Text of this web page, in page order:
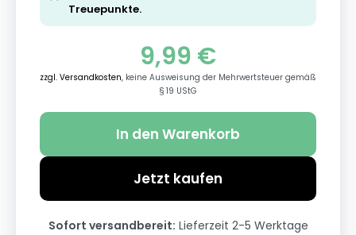
Treuepunkte.
9,99 €
zzgl. Versandkosten, keine Ausweisung der Mehrwertsteuer gemäß
§ 19 UStG
In den Warenkorb
Jetzt kaufen
Sofort versandbereit: Lieferzeit 2-5 Werktage